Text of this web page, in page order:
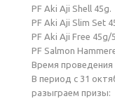
PF Aki Aji Shell 45g.
PF Aki Aji Slim Set
PF Aki Aji Free 45g/
PF Salmon
Время проведения
В период с 31
разыграем призы: